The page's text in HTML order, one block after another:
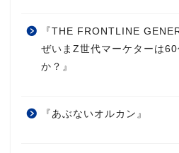
『THE FRONTLINE
ぜいまZ世代マーケターは
か？』
『あぶないオルカン』